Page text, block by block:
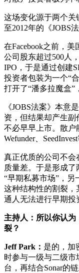
这场变化源于两个关
至2012年的《JOBS法
在Facebook之前，
公司股东超过500人
IPO，于是通过创建
投资者包装为一个“
打开了“潘多拉魔盒”
《JOBS法案》本意
资，但结果却产生副
不必早早上市。散户
Wefunder、
真正优质的公司不会
质量差。于是形成
“早期私募市场”，另
这种结构性的割裂，
通人无法进行早期投
主持人：所以你认为
裂？
Jeff Park： 是的，加
时参与一级与二级市
台，再结合Sonar的